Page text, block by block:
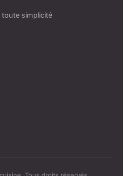
simplicité